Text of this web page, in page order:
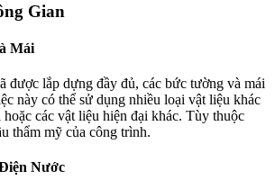
Gian
Mái
được lắp dựng đầy đủ, các bức tường và mái
này có thể sử dụng nhiều loại vật liệu khác
hoặc các vật liệu hiện đại khác. Tùy thuộc
thẩm mỹ của công trình.
Nước